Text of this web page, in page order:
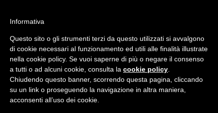
Mondo Italiano nel Mondo
LE INTERVISTE SONO AGLI ITALIANI CHE
RICOPRONO RUOLI ISTITUZIONALI, A
QUELLI CHE RAPPRESENTANO LA SOCIETÀ E
A CHI È UN "COMUNE CITTADINO" ...
PER TUTTO QUESTO SIAMO "ORGOGLIOSI
DI ESSERE ITALIANI"
Informativa
Questo sito o gli strumenti terzi da questo utilizzati si avvalgono
di cookie necessari al funzionamento ed utili alle finalità illustrate
nella cookie policy. Se vuoi saperne di più o negare il consenso
a tutti o ad alcuni cookie, consulta la cookie policy
Chiudendo questo banner, scorrendo questa pagina, cliccando
su un link o proseguendo la navigazione in altra maniera,
acconsenti all’uso dei cookie.